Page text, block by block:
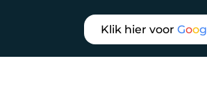
Klik hier voor Goog